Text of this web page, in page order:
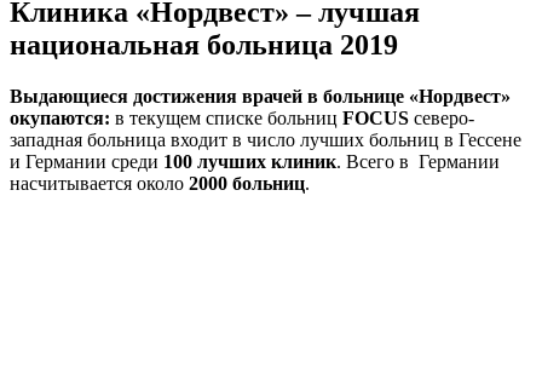
Клиника «Нордвест» – лучшая
национальная больница 2019
Выдающиеся достижения врачей в больнице «Нордвест»
окупаются: в текущем списке больниц FOCUS северо-
западная больница входит в число лучших больниц в Гессене
и Германии среди 100 лучших клиник. Всего в Германии
насчитывается около 2000 больниц.